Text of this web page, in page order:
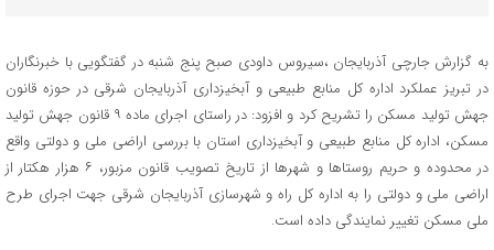
به گزارش جارچی آذربایجان ،سیروس داودی صبح پنج شنبه در گفتگویی با خبرنگاران
در تبریز عملکرد اداره کل منابع طبیعی و آبخیزداری آذربایجان شرقی در حوزه قانون
جهش تولید مسکن را تشریح کرد و افزود: در راستای اجرای ماده ۹ قانون جهش تولید
مسکن، اداره کل منابع طبیعی و آبخیزداری استان با بررسی اراضی ملی و دولتی واقع
در محدوده و حریم روستاها و شهرها از تاریخ تصویب قانون مزبور، ۶ هزار هکتار از
اراضی ملی و دولتی را به اداره کل راه و شهرسازی آذربایجان شرقی جهت اجرای طرح
ملی مسکن تغییر نمایندگی داده است.